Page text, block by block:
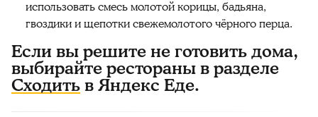
использовать смесь молотой корицы, бадьяна,
гвоздики и щепотки свежемолотого чёрного перца.
Если вы решите не готовить дома,
выбирайте рестораны в разделе
Сходитьв Яндекс Еде.